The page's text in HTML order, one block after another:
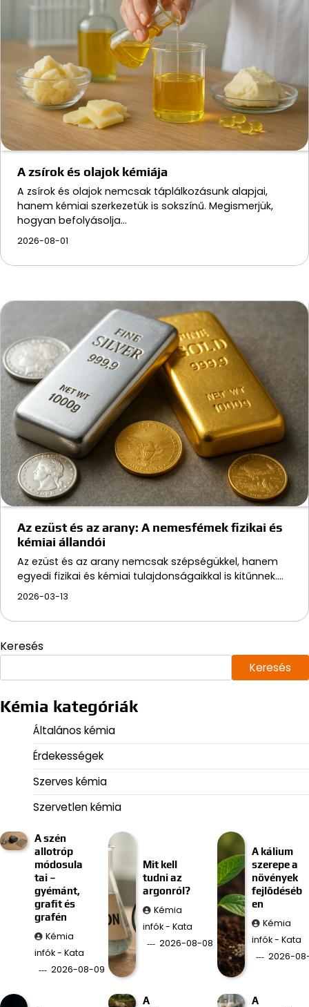
A zsírok és olajok kémiája
A zsírok és olajok nemcsak táplálkozásunk alapjai,
hanem kémiai szerkezetük is sokszínű. Megismerjük,
hogyan befolyásolja…
2026-08-01
Az ezüst és az arany: A nemesfémek fizikai és
kémiai állandói
Az ezüst és az arany nemcsak szépségükkel, hanem
egyedi fizikai és kémiai tulajdonságaikkal is kitűnnek.…
2026-03-13
Keresés
Keresés
Kémia kategóriák
Általános kémia
Érdekességek
Szerves kémia
Szervetlen kémia
A szén
allotróp
módosula
tai –
gyémánt,
grafit és
grafén
Kémia
infók - Kata
2026-08-09
Mit kell
tudni az
argonról?
Kémia
infók - Kata
2026-08-08
A kálium
szerepe a
növények
fejlődéséb
en
Kémia
infók - Kata
2026-
A
A